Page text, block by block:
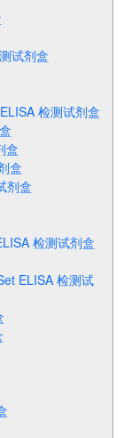
试剂盒
检测试剂盒
盒
盒
剂盒
检测试剂盒
ELISA 检测试